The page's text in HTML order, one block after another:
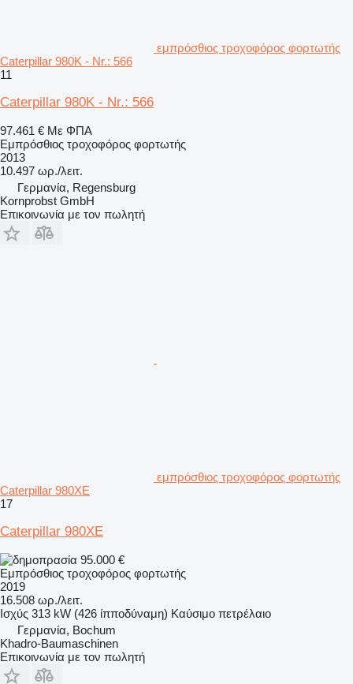
εμπρόσθιος τροχοφόρος φορτωτής
Caterpillar 980K - Nr.: 566
11
Caterpillar 980K - Nr.: 566
97.461 € Με ΦΠΑ
Εμπρόσθιος τροχοφόρος φορτωτής
2013
10.497 ωρ./λειτ.
Γερμανία, Regensburg
Kornprobst GmbH
Επικοινωνία με τον πωλητή
εμπρόσθιος τροχοφόρος φορτωτής
Caterpillar 980XE
17
Caterpillar 980XE
95.000 €
Εμπρόσθιος τροχοφόρος φορτωτής
2019
16.508 ωρ./λειτ.
Ισχύς 313 kW (426 ίπποδύναμη) Καύσιμο πετρέλαιο
Γερμανία, Bochum
Khadro-Baumaschinen
Επικοινωνία με τον πωλητή